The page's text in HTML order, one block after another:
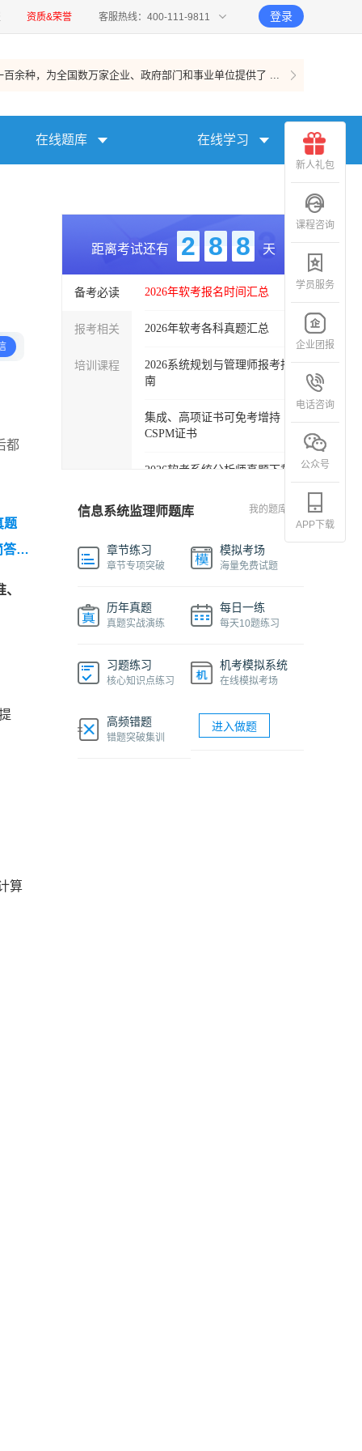
资质&荣誉 客服热线：400-111-9811 登录
百余种，为全国数万家企业、政府部门和事业单位提供了 ...
在线题库 在线学习
都
题
答题
算
距离考试还有 2 8 8 天
备考必读
报考相关
培训课程
2026年软考报名时间汇总
2026年软考各科真题汇总
2026系统规划与管理师报考指
南
集成、高项证书可免考增持
CSPM证书
2026软考系统分析师真题下载
软考各科目自学必备学习包
2027年信息系统项目管理师精
品班
费课程
机考系统操作流程及画图讲解
软考网络工程师视频课程
信息系统监理师题库 我的题库
章节练习
章节专项突破
模拟考场
海量免费试题
历年真题
真题实战演练
每日一练
每天10题练习
习题练习
核心知识点练习
机考模拟系统
在线模拟考场
高频错题
错题突破集训
进入做题
新人礼包
课程咨询
学员服务
企业团报
电话咨询
公众号
APP下载